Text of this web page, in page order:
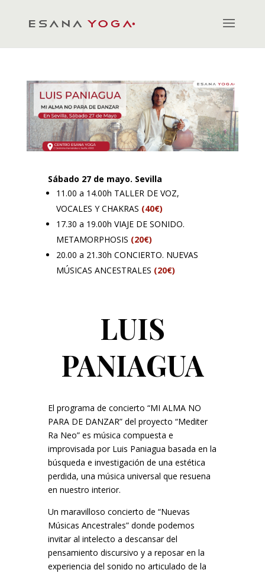
Sábado 27 de mayo. Sevilla
11.00 a 14.00h TALLER DE VOZ,
VOCALES Y CHAKRAS (40€)
17.30 a 19.00h VIAJE DE SONIDO.
METAMORPHOSIS (20€)
20.00 a 21.30h CONCIERTO. NUEVAS
MÚSICAS ANCESTRALES (20€)
LUIS
PANIAGUA
El programa de concierto “MI ALMA NO
PARA DE DANZAR” del proyecto “Mediter
Ra Neo” es música compuesta e
improvisada por Luis Paniagua basada en la
búsqueda e investigación de una estética
perdida, una música universal que resuena
en nuestro interior.
Un maravilloso concierto de “Nuevas
Músicas Ancestrales” donde podemos
invitar al intelecto a descansar del
pensamiento discursivo y a reposar en la
experiencia del sonido no articulado de la